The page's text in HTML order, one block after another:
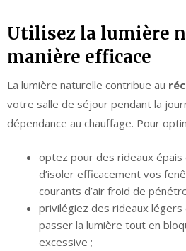
Utilisez la lumière
manière efficace
La lumière naturelle contribue au
votre salle de séjour pendant la
dépendance au chauffage. Pour
optez pour des rideaux épais
d’isoler efficacement vos
courants d’air froid de
privilégiez des rideaux
passer la lumière tout en
excessive ;